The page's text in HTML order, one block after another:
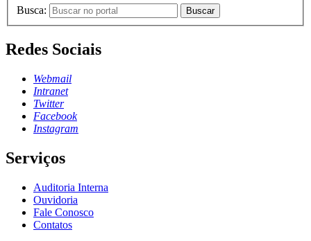
Busca: Buscar
Redes Sociais
Webmail
Intranet
Twitter
Facebook
Instagram
Serviços
Auditoria Interna
Ouvidoria
Fale Conosco
Contatos